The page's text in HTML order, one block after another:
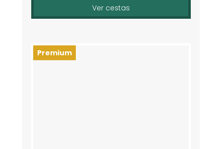
Ver cestas
Premium